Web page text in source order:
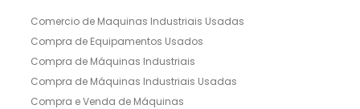
Comercio de Maquinas Industriais Usadas
Compra de Equipamentos Usados
Compra de Máquinas Industriais
Compra de Máquinas Industriais Usadas
Compra e Venda de Máquinas